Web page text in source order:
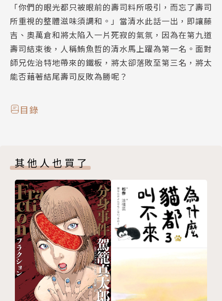
「你們的眼光都只被眼前的壽司料所吸引，而忘了壽司
所重視的整體滋味須調和。」當清水此話一出，即讓藤
吉、奧萬倉和將太陷入一片死寂的氣氛，因為在第九道
壽司結束後，人稱鮪魚哲的清水馬上躍為第一名。面對
師兄佐治特地帶來的鐵板，將太卻落敗至第三名，將太
能否藉著結尾壽司反敗為勝呢？
目錄
其他人也買了